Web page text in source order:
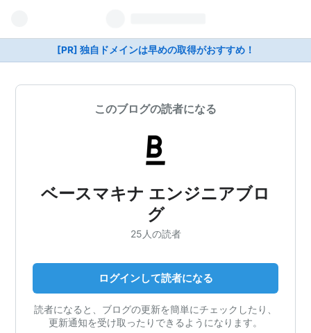
[PR] 独自ドメインは早めの取得がおすすめ！
このブログの読者になる
ベースマキナ エンジニアブロ
グ
25人の読者
ログインして読者になる
読者になると、ブログの更新を簡単にチェックしたり、
更新通知を受け取ったりできるようになります。